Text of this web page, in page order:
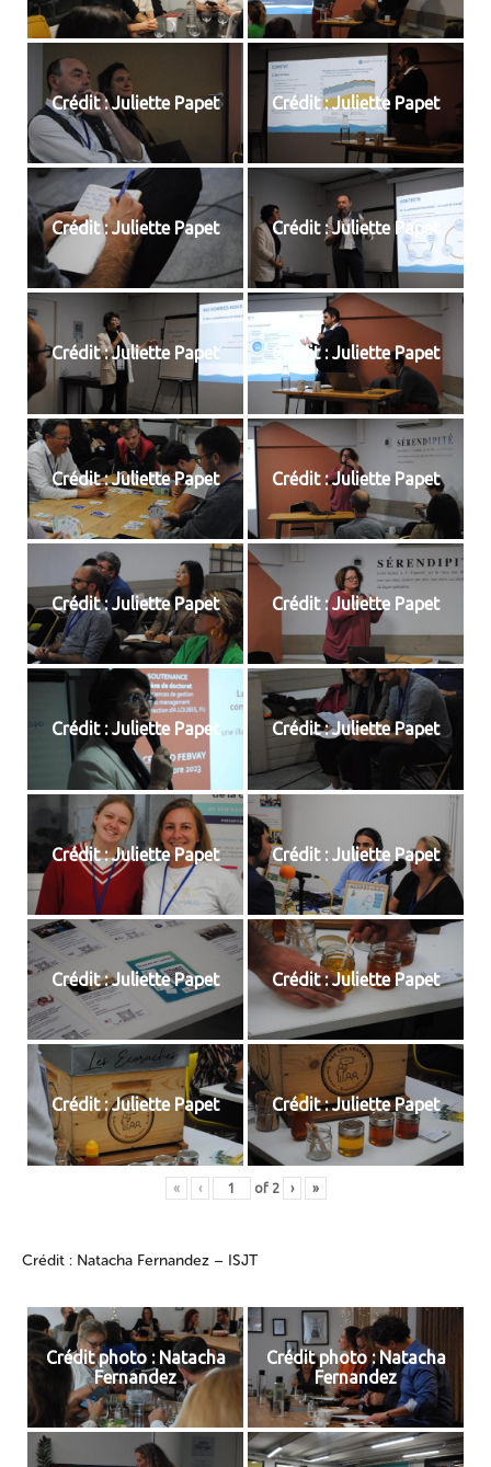
Crédit : Juliette Papet Crédit : Juliette Papet
Crédit : Juliette Papet Crédit : Juliette Papet
Crédit : Juliette Papet Crédit : Juliette Papet
Crédit : Juliette Papet Crédit : Juliette Papet
Crédit : Juliette Papet Crédit : Juliette Papet
Crédit : Juliette Papet Crédit : Juliette Papet
Crédit : Juliette Papet Crédit : Juliette Papet
Crédit : Juliette Papet Crédit : Juliette Papet
Crédit : Juliette Papet Crédit : Juliette Papet
« ‹ of 2 › »
Crédit : Natacha Fernandez – ISJT
Crédit photo : Natacha
Fernandez
Crédit photo : Natacha
Fernandez